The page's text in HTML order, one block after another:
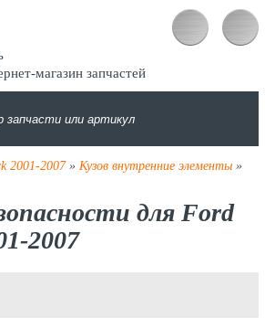
магазин запчастей
2001-2007» Кузов внутренние элементы»
для Ford
2007